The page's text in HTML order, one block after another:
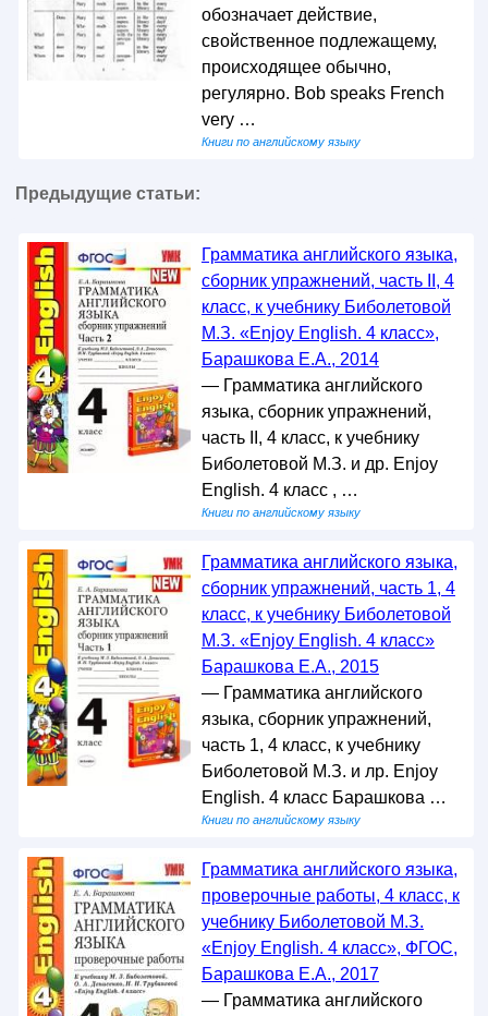
обозначает действие,
свойственное подлежащему,
происходящее обычно,
регулярно. Bob speaks French
very …
Книги по английскому языку
Предыдущие статьи:
Грамматика английского языка,
сборник упражнений, часть II, 4
класс, к учебнику Биболетовой
М.З. «Enjoy English. 4 класс»,
Барашкова Е.А., 2014
— Грамматика английского
языка, сборник упражнений,
часть II, 4 класс, к учебнику
Биболетовой М.З. и др. Enjoy
English. 4 класс , …
Книги по английскому языку
Грамматика английского языка,
сборник упражнений, часть 1, 4
класс, к учебнику Биболетовой
М.З. «Enjoy English. 4 класс»
Барашкова Е.А., 2015
— Грамматика английского
языка, сборник упражнений,
часть 1, 4 класс, к учебнику
Биболетовой М.З. и лр. Enjoy
English. 4 класс Барашкова …
Книги по английскому языку
Грамматика английского языка,
проверочные работы, 4 класс, к
учебнику Биболетовой М.З.
«Enjoy English. 4 класс», ФГОС,
Барашкова Е.А., 2017
— Грамматика английского